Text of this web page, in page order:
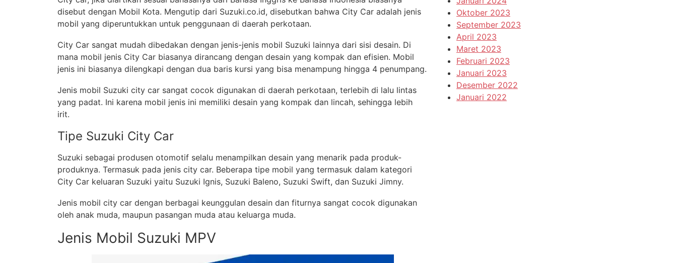
disebut dengan Mobil Kota. Mengutip dari Suzuki.co.id, disebutkan bahwa City Car adalah jenis
mobil yang diperuntukkan untuk penggunaan di daerah perkotaan.
City Car sangat mudah dibedakan dengan jenis-jenis mobil Suzuki lainnya dari sisi desain. Di
mana mobil jenis City Car biasanya dirancang dengan desain yang kompak dan efisien. Mobil
jenis ini biasanya dilengkapi dengan dua baris kursi yang bisa menampung hingga 4 penumpang.
Jenis mobil Suzuki city car sangat cocok digunakan di daerah perkotaan, terlebih di lalu lintas
yang padat. Ini karena mobil jenis ini memiliki desain yang kompak dan lincah, sehingga lebih
irit.
Tipe Suzuki City Car
Suzuki sebagai produsen otomotif selalu menampilkan desain yang menarik pada produk-
produknya. Termasuk pada jenis city car. Beberapa tipe mobil yang termasuk dalam kategori
City Car keluaran Suzuki yaitu Suzuki Ignis, Suzuki Baleno, Suzuki Swift, dan Suzuki Jimny.
Jenis mobil city car dengan berbagai keunggulan desain dan fiturnya sangat cocok digunakan
oleh anak muda, maupun pasangan muda atau keluarga muda.
Jenis Mobil Suzuki MPV
Oktober 2023
September 2023
April 2023
Maret 2023
Februari 2023
Januari 2023
Desember 2022
Januari 2022